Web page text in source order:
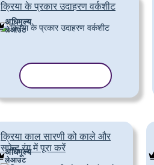
क्रिया के प्रकार उदाहरण वर्कशीट
अधिमूल्य
लेआउट
क्रिया काल सारणी को काले और
सफेद रंग में पूरा करें
अधिमूल्य
लेआउट